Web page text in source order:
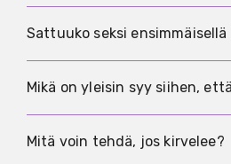
Ei. Jotkut eivät tunne juuri
pidä hyväksyä normaalina.
Sattuuko seksi ensimmäisellä
Se voi sattua, mutta sen ei
liian nopeasti, kipu on
Mikä on yleisin syy siihen,
Yleisiä syitä ovat jännitys,
Mitä voin tehdä, jos kirvelee?